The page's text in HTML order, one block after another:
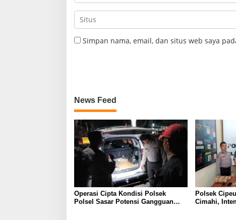
Simpan nama, email, dan situs web saya
News Feed
Operasi Cipta Kondisi Polsek
Polsel Sasar Potensi Gangguan
Polsek
Cimahi,